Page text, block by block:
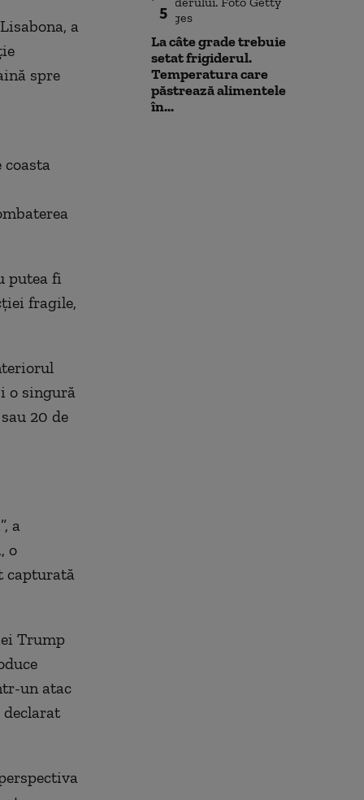
a
spre
putea fi
fragile,
o singură
20 de
a
o
capturată
Trump
un atac
5
La câte grade trebuie
setat frigiderul.
Temperatura care
păstrează alimentele
în...